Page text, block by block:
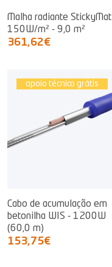
Malha radiante StickyMat
150W/m² - 9,0 m²
361,62€
apoio técnico grátis
Cabo de acumulação em
betonilha WIS - 1200W
(60,0 m)
153,75€